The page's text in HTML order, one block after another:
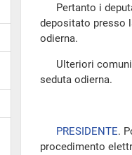
Pertanto i
depositato presso
odierna.
Ulteriori
seduta odierna.
PRESIDENTE.
procedimento